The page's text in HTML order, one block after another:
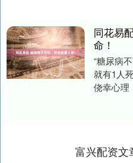
同花易
命！
“糖尿病
就有1人
侥幸心理
监测血
富兴配资文